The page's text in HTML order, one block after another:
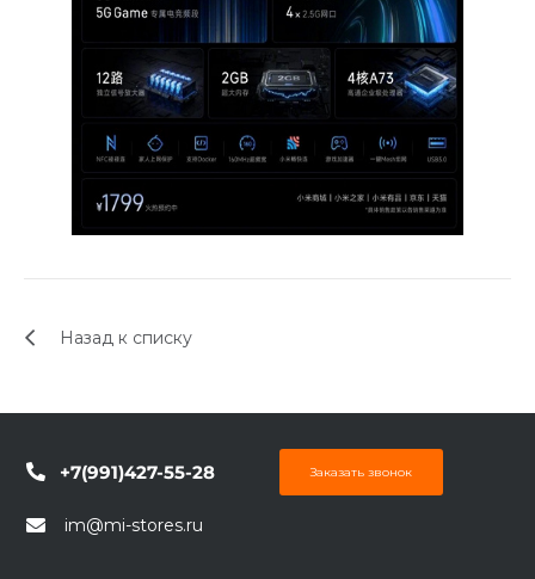
Назад к списку
+7(991)427-55-28 Заказать звонок
im@mi-stores.ru